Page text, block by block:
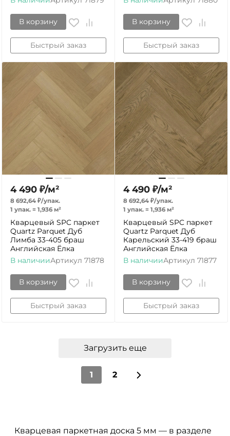
В корзину
Быстрый заказ
В корзину
Быстрый заказ
4 490 ₽/м²
8 692,64 ₽/упак.
1 упак. = 1,936 м²
Кварцевый SPC паркет
Quartz Parquet Дуб
Лимба 33-405 браш
Английская Ёлка
В наличииАртикул 71878
В корзину
Быстрый заказ
4 490 ₽/м²
8 692,64 ₽/упак.
1 упак. = 1,936 м²
Кварцевый SPC паркет
Quartz Parquet Дуб
Карельский 33-419 браш
Английская Ёлка
В наличииАртикул 71877
В корзину
Быстрый заказ
Загрузить еще
1 2
Кварцевая паркетная доска 5 мм — в разделе